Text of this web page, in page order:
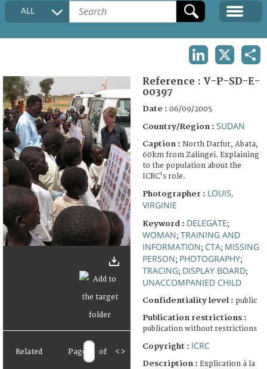
COLLECTIONS DESCRIPTION
FAQ
ALL
Related Page of < >
Reference : V-P-SD-E-
00397
Date : 06/09/2005
Country/Region : SUDAN
Caption : North Darfur, Abata,
60km from Zalingei. Explaining
to the population about the
ICRC's role.
Photographer : LOUIS,
VIRGINIE
Keyword : DELEGATE;
WOMAN; TRAINING AND
INFORMATION; CTA; MISSING
PERSON; PHOTOGRAPHY;
TRACING; DISPLAY BOARD;
UNACCOMPANIED CHILD
Confidentiality level : public
Publication restrictions :
publication without restrictions
Copyright : ICRC
Description : Explication à la